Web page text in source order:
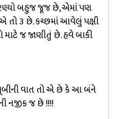
બહુજ જૂજ છે, એમાં પણ
તો ૩ છે. કચ્છમાં આવેલું પક્ષી
જ જાણીતું છે. હવે બાકી
વાત તો એ છે કે આ બંને
નજીક જ છે !!!!